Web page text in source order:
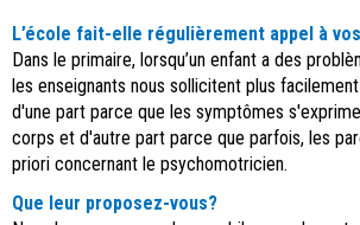
L’école fait-elle régulièrement appel à
Dans le primaire, lorsqu’un enfant a des
les enseignants nous sollicitent plus
d'une part parce que les symptômes
corps et d'autre part parce que parfois, les
priori concernant le psychomotricien.
Que leur proposez-vous?